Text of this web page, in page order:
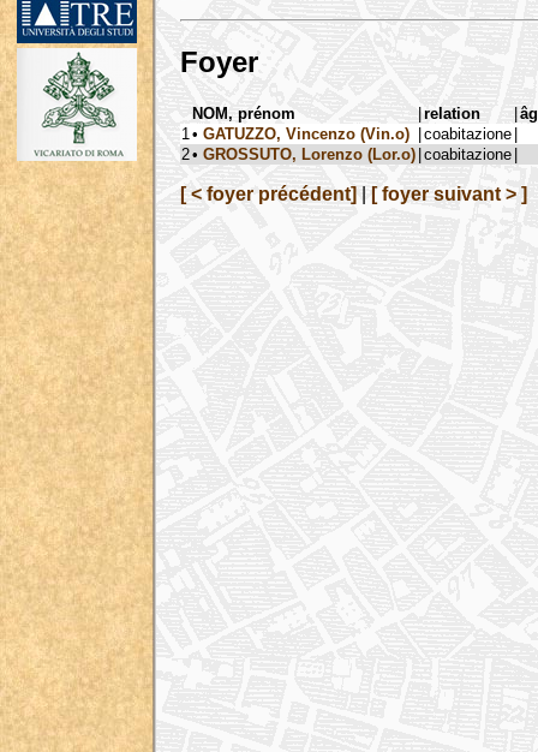
Foyer
NOM, prénom |relation |
1 • GATUZZO, Vincenzo (Vin.o) |coabitazione |
2• GROSSUTO, Lorenzo (Lor.o) |coabitazione |
[ < foyer précédent] [ foyer suivant > ]